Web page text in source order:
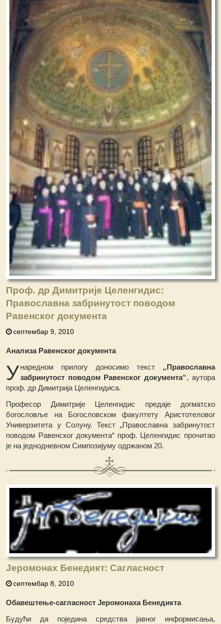
Проф. др Димитрије Целенгидис:
Православна забринутост поводом
Равенског документа
септембар 9, 2010
Анализа Равенског документа
Унаредном прилогу доносимо текст „Православна
забринутост поводом Равенског документа“, аутора
проф. др Димитрија Целенгидиса.
Професор Димитрије Целенгидис предаје догматско
богословље на Богословском факултету Аристотеловог
Универзитета у Солуну. Текст „Православна забринутост
поводом Равенског документа“ проф. Целенгидис прочитао
је на једнодневном Симпозијуму одржаном 20.
Јеромонах Бенедикт: Сагласност
септембар 8, 2010
Обавештење-сагласност Јеромонаха Бенедикта
Будући да поједина средства јавног информисања,